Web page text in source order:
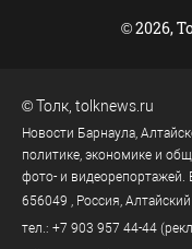
© 2026,
©Толк tolknews.ru
Новости Барнаула,
политике, экономике и
фото- и видеорепортажей.
656049
, Россия, Алтайский
тел.: +7 903 957 44-44